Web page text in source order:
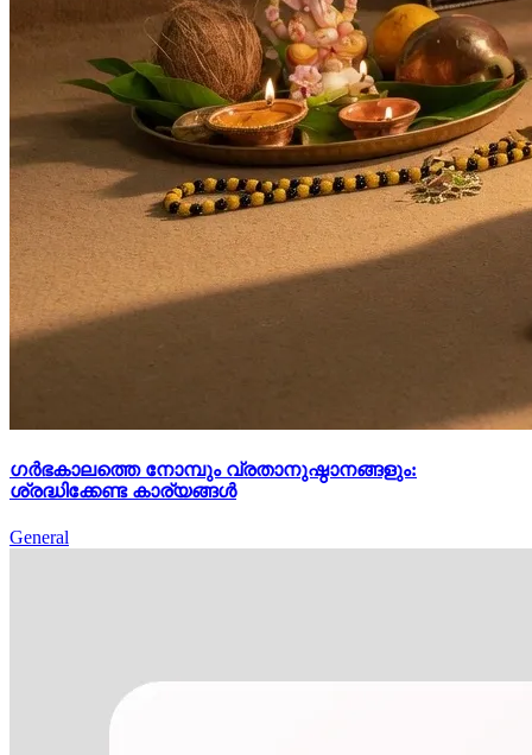
ഗർഭകാലത്തെ നോമ്പും വ്രതാനുഷ്ഠാനങ്ങളും:
ശ്രദ്ധിക്കേണ്ട കാര്യങ്ങൾ
General